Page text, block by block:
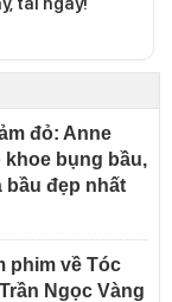
đỏ: Anne
khoe bụng bầu,
bầu đẹp nhất
phim về Tóc
Ngọc Vàng